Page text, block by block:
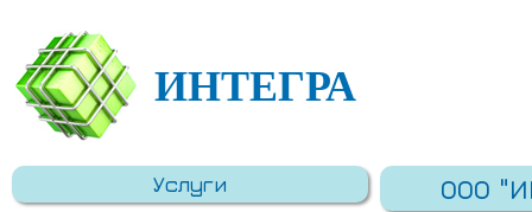
ИНТЕГРА
Услуги ООО